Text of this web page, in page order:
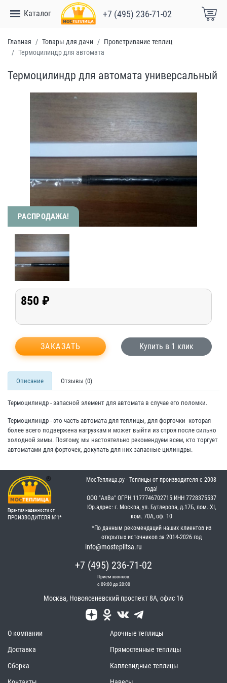
Каталог +7 (495) 236-71-02
Главная Товары для дачи
Проветривание теплиц
Термоцилиндр для автомата
Термоцилиндр для автомата универсальный
РАСПРОДАЖА!
850 ₽
ЗАКАЗАТЬ Купить в 1 клик
Описание Отзывы (0)
Термоцилиндр - запасной элемент для автомата в случае его поломки.
Термоцилиндр - это часть автомата для теплицы, для форточки которая
более всего подвержена нагрузкам и может выйти из строя после сильно
холодной зимы. Поэтому, мы настоятельно рекомендуем всем, кто торгует
автоматами для форточек, докупать для них запасные цилиндры.
Гарантия надежности от
ПРОИЗВОДИТЕЛЯ №1*
МосТеплица.ру - Теплицы от производителя с 2008
года!
OOO "АлВа" OГРН ‎1177746702715 ИНН ‎7728375537
Юр.адрес: г. Москва, ул. Бутлерова, д.17Б, пом. XI,
ком. 70А, оф. 10
*По данным рекомендаций наших клиентов из
открытых источников за 2014-2026 год
О компании
Доставка
Сборка
Арочные теплицы
Прямостенные теплицы
Каплевидные теплицы
info@mosteplitsa.ru
+7 (495) 236-71-02
Прием звонков:
с 09:00 до 20:00
Москва, Новоясеневский проспект 8А, офис 16